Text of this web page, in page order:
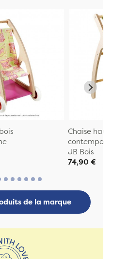
Chaise
JB Bois
74,90 €
de la marque